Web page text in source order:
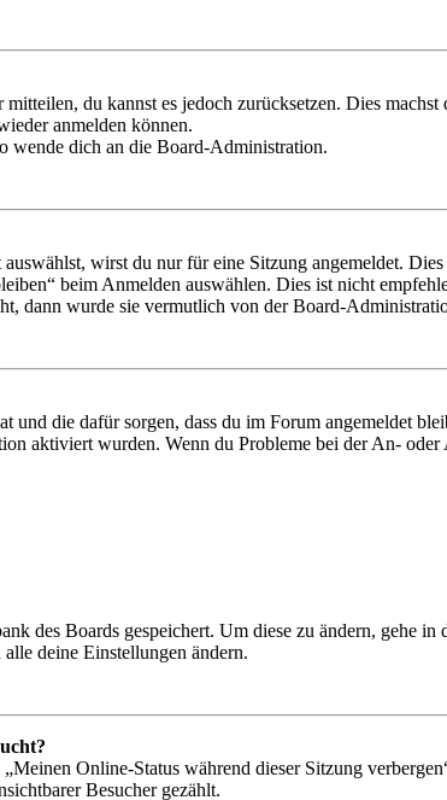
du kannst es jedoch zurücksetzen. Dies
anmelden können.
wende dich an die Board-Administration.
wirst du nur für eine Sitzung angemeldet.
beim Anmelden auswählen. Dies ist nicht
dann wurde sie vermutlich von der Board-
und die dafür sorgen, dass du im Forum angemeldet
aktiviert wurden. Wenn du Probleme bei der An-
des Boards gespeichert. Um diese zu ändern, gehe
deine Einstellungen ändern.
Online-Status während dieser Sitzung
Besucher gezählt.